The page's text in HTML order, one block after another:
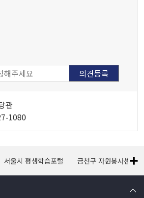
관
1080
서울시 평생학습포털 금천구 자원봉사센터